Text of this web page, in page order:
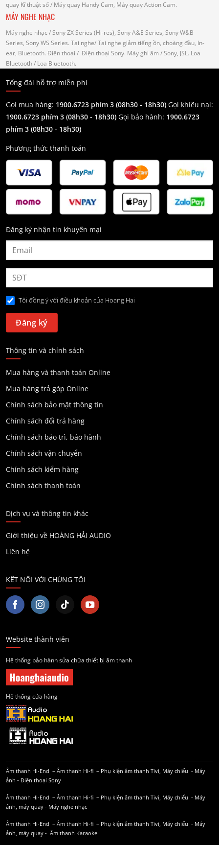
quay Kĩ thuật số/ Máy quay Handy Cam, Máy quay Action Cam.
MÁY NGHE NHẠC
Máy nghe nhạc / Sony ZX Series (Hi-res), Sony A&E Series, Sony W&B
Series, Sony WS Series. Tai nghe/ Tai nghe giảm tiếng ồn, choàng đầu, In-
ear, Bluetooth. Điện thoại / Điện thoại Sony. Máy ghi âm / Sony, JSL. Loa
Bluetooth/ Loa Bluetooth.
Tổng đài hỗ trợ miễn phí
Gọi mua hàng: 1900.6723 phím 3 (08h30 - 18h30) Gọi khiếu nại:
1900.6723 phím 3 (08h30 - 18h30) Gọi bảo hành: 1900.6723
phím 3 (08h30 - 18h30)
Phương thức thanh toán
Đăng ký nhận tin khuyến mại
Tôi đồng ý với điều khoản của Hoang Hai
Thông tin và chính sách
Mua hàng và thanh toán Online
Mua hàng trả góp Online
Chính sách bảo mật thông tin
Chính sách đổi trả hàng
Chính sách bảo trì, bảo hành
Chính sách vận chuyển
Chính sách kiểm hàng
Chính sách thanh toán
Dịch vụ và thông tin khác
Giới thiệu về HOÀNG HẢI AUDIO
Liên hệ
KẾT NỐI VỚI CHÚNG TÔI
Website thành viên
Hệ thống bảo hành sửa chữa thiết bị âm thanh
Hệ thống cửa hàng
Âm thanh Hi-End – Âm thanh Hi-fi – Phụ kiện âm thanh Tivi, Máy chiếu - Máy
ảnh - Điện thoại Sony
Âm thanh Hi-End – Âm thanh Hi-fi – Phụ kiện âm thanh Tivi, Máy chiếu - Máy
ảnh, máy quay - Máy nghe nhạc
Âm thanh Hi-End – Âm thanh Hi-fi – Phụ kiện âm thanh Tivi, Máy chiếu - Máy
ảnh, máy quay - Âm thanh Karaoke